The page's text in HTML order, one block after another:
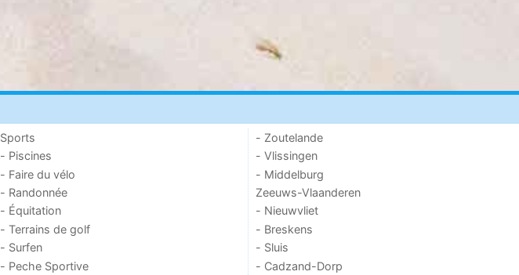
Sports
- Piscines
- Faire du vélo
- Randonnée
- Équitation
- Terrains de golf
- Surfen
- Peche Sportive
- Zoutelande
- Vlissingen
- Middelburg
Zeeuws-Vlaanderen
- Nieuwvliet
- Breskens
- Sluis
- Cadzand-Dorp